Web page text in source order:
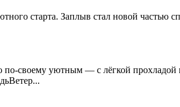
старта. Заплыв стал новой частью
по-своему уютным — с лёгкой